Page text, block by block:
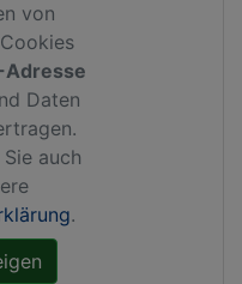
von
Adresse
Daten
auch
.